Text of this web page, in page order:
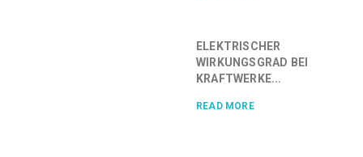
ELEKTRISCHER
WIRKUNGSGRAD BEI
KRAFTWERKE...
READ MORE